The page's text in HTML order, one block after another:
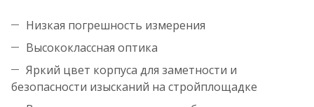
Низкая погрешность измерения
Высококлассная оптика
Яркий цвет корпуса для заметности и
безопасности изысканий на стройплощадке